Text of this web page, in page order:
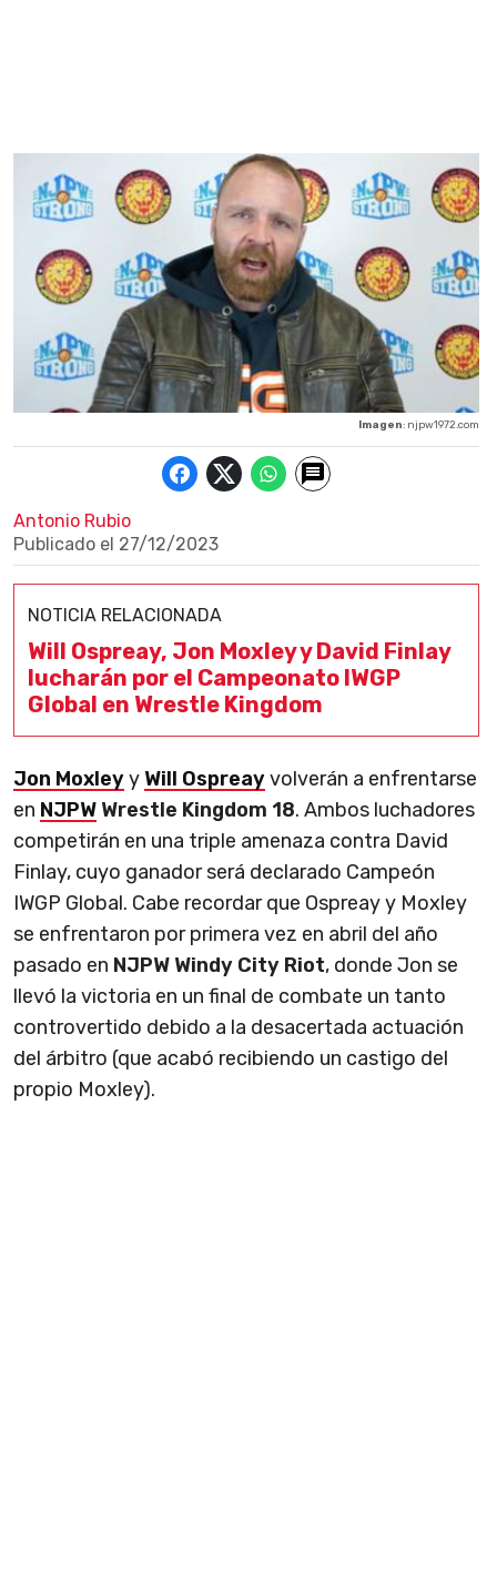
Imagen: njpw1972.com
Antonio Rubio
Publicado el 27/12/2023
NOTICIA RELACIONADA
Will Ospreay, Jon Moxley y David Finlay
lucharán por el Campeonato IWGP
Global en Wrestle Kingdom
Jon Moxleyy Will Ospreayvolverán a enfrentarse
en NJPW Wrestle Kingdom 18. Ambos luchadores
competirán en una triple amenaza contra David
Finlay, cuyo ganador será declarado Campeón
IWGP Global. Cabe recordar que Ospreay y Moxley
se enfrentaron por primera vez en abril del año
pasado en NJPW Windy City Riot, donde Jon se
llevó la victoria en un final de combate un tanto
controvertido debido a la desacertada actuación
del árbitro (que acabó recibiendo un castigo del
propio Moxley).